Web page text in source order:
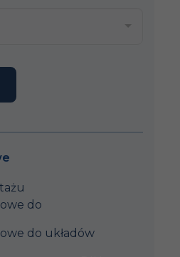
do
do układów